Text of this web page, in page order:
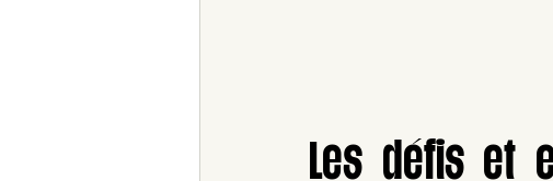
Les défis et